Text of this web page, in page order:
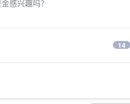
感兴趣吗？
14